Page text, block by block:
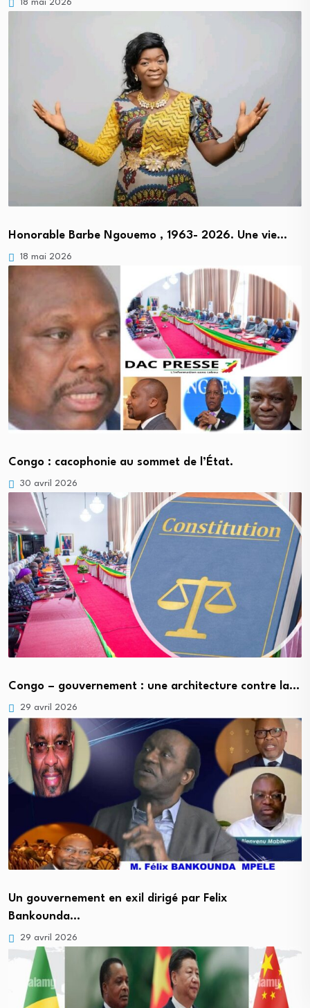
18 mai 2026
Honorable Barbe Ngouemo , 1963- 2026. Une vie…
18 mai 2026
Congo : cacophonie au sommet de l’État.
30 avril 2026
Congo – gouvernement : une architecture contre la…
29 avril 2026
Un gouvernement en exil dirigé par Felix
Bankounda…
29 avril 2026